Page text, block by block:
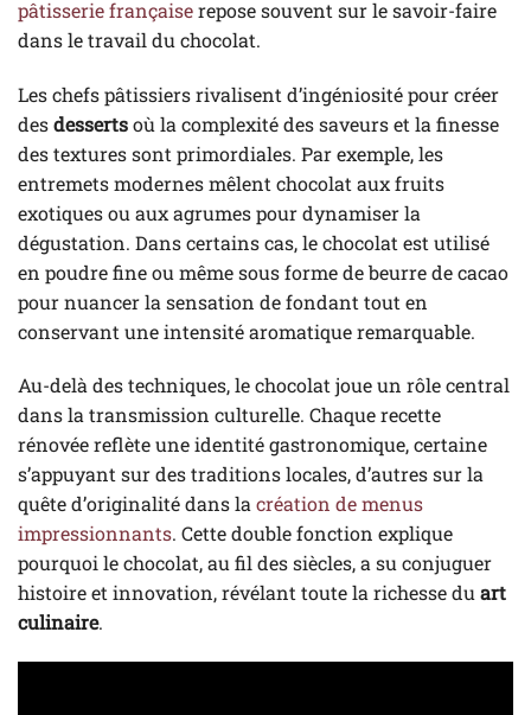
pâtisserie françaiserepose souvent sur le savoir-faire
dans le travail du chocolat.
Les chefs pâtissiers rivalisent d’ingéniosité pour créer
desdessertsoù la complexité des saveurs et la finesse
des textures sont primordiales. Par exemple, les
entremets modernes mêlent chocolat aux fruits
exotiques ou aux agrumes pour dynamiser la
dégustation. Dans certains cas, le chocolat est utilisé
en poudre fine ou même sous forme de beurre de cacao
pour nuancer la sensation de fondant tout en
conservant une intensité aromatique remarquable.
Au-delà des techniques, le chocolat joue un rôle central
dans la transmission culturelle. Chaque recette
rénovée reflète une identité gastronomique, certaine
s’appuyant sur des traditions locales, d’autres sur la
quête d’originalité dans lacréation de menus
impressionnants. Cette double fonction explique
pourquoi le chocolat, au fil des siècles, a su conjuguer
histoire et innovation, révélant toute la richesse duart
culinaire.